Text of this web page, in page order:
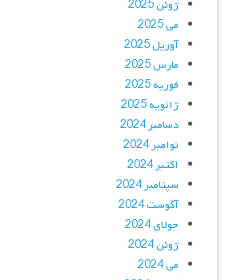
ژوئن 2025
می 2025
آوریل 2025
مارس 2025
فوریه 2025
ژانویه 2025
دسامبر 2024
نوامبر 2024
اکتبر 2024
سپتامبر 2024
آگوست 2024
جولای 2024
ژوئن 2024
می 2024